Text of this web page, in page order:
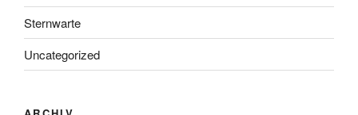
Sternwarte
Uncategorized